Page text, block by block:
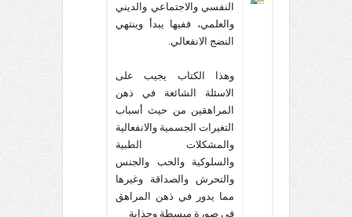
النفسي والاجتماعي والديني
والعلمي، ففيها يبدأ وينتهي
النضج الانفعالي.
وهذا الكتاب يجيب على
الاسئلة الشائعة في ذهن
المراهقين من حيث أسباب
التغيرات الجسمية والانفعالية
والمشكلات الطبية
والسلوكية والحب والجنس
والتحرش والصداقة وغيرها
مما يدور في ذهن المراهق
في صورة مبسطة وجذابة